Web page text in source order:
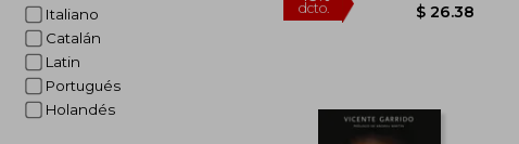
Italiano
Catalán
Latin
Portugués
Holandés